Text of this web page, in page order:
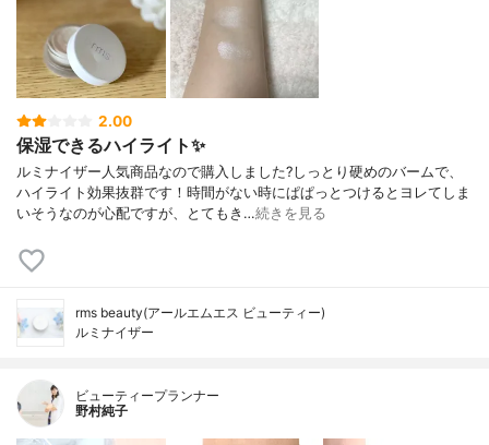
2.00
保湿できるハイライト✨
ルミナイザー人気商品なので購入しました?しっとり硬めのバームで、
ハイライト効果抜群です！時間がない時にぱぱっとつけるとヨレてしま
いそうなのが心配ですが、とてもき…続きを見る
rms beauty(アールエムエス ビューティー)
ルミナイザー
ビューティープランナー
野村純子